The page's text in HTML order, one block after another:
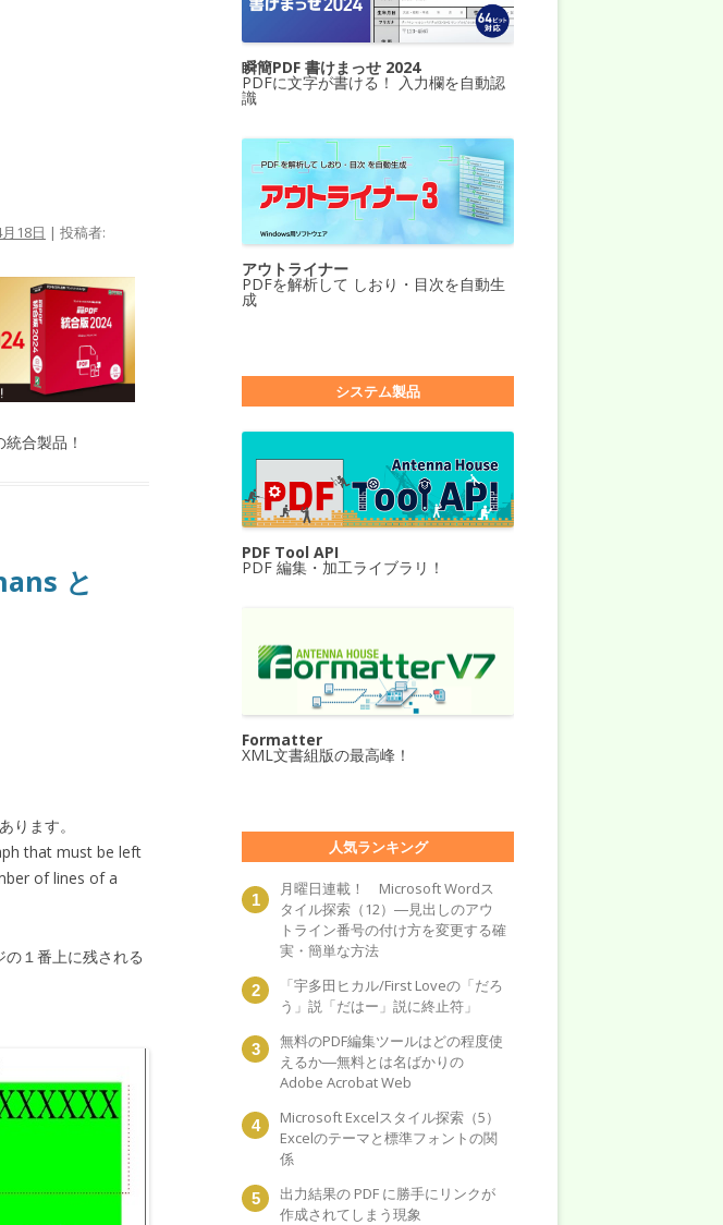
18日 | 投稿者:
合製品！
と
ります。
that must be left
of lines of a
１番上に残される
瞬簡PDF 書けまっせ 2024
PDFに文字が書ける！ 入力欄を自動認
識
アウトライナー
PDFを解析して しおり・目次を自動生
成
システム製品
PDF Tool API
PDF 編集・加工ライブラリ！
Formatter
XML文書組版の最高峰！
人気ランキング
月曜日連載！ Microsoft Wordス
タイル探索（12）―見出しのアウ
トライン番号の付け方を変更する確
実・簡単な方法
「宇多田ヒカル/First Loveの「だろ
う」説「だはー」説に終止符」
無料のPDF編集ツールはどの程度使
えるか―無料とは名ばかりの
Adobe Acrobat Web
Microsoft Excelスタイル探索（5）
Excelのテーマと標準フォントの関
係
出力結果の PDF に勝手にリンクが
作成されてしまう現象